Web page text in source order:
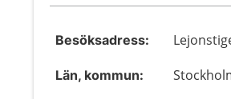
Besöksadress:
Län, kommun: